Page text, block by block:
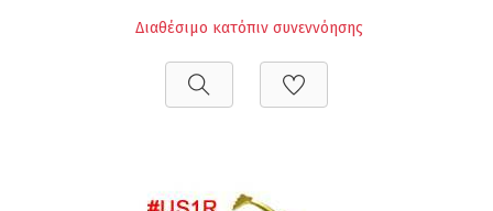
Διαθέσιμο κατόπιν συνεννόησης